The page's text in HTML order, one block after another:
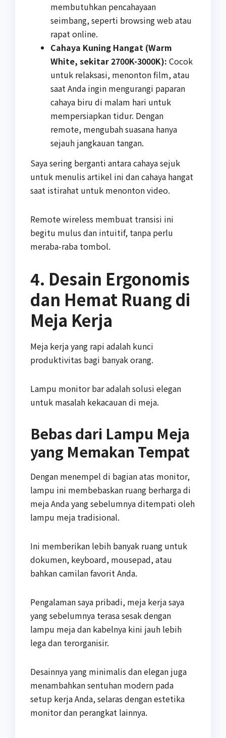
membutuhkan pencahayaan
seimbang, seperti browsing web atau
rapat online.
Cahaya Kuning Hangat (Warm
White, sekitar 2700K-3000K): Cocok
untuk relaksasi, menonton film, atau
saat Anda ingin mengurangi paparan
cahaya biru di malam hari untuk
mempersiapkan tidur. Dengan
remote, mengubah suasana hanya
sejauh jangkauan tangan.
Saya sering berganti antara cahaya sejuk
untuk menulis artikel ini dan cahaya hangat
saat istirahat untuk menonton video.
Remote wireless membuat transisi ini
begitu mulus dan intuitif, tanpa perlu
meraba-raba tombol.
4. Desain Ergonomis
dan Hemat Ruang di
Meja Kerja
Meja kerja yang rapi adalah kunci
produktivitas bagi banyak orang.
Lampu monitor bar adalah solusi elegan
untuk masalah kekacauan di meja.
Bebas dari Lampu Meja
yang Memakan Tempat
Dengan menempel di bagian atas monitor,
lampu ini membebaskan ruang berharga di
meja Anda yang sebelumnya ditempati oleh
lampu meja tradisional.
Ini memberikan lebih banyak ruang untuk
dokumen, keyboard, mousepad, atau
bahkan camilan favorit Anda.
Pengalaman saya pribadi, meja kerja saya
yang sebelumnya terasa sesak dengan
lampu meja dan kabelnya kini jauh lebih
lega dan terorganisir.
Desainnya yang minimalis dan elegan juga
menambahkan sentuhan modern pada
setup kerja Anda, selaras dengan estetika
monitor dan perangkat lainnya.